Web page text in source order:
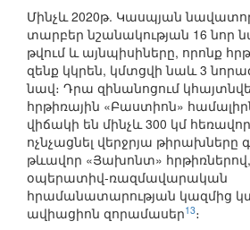
Մինչև 2020թ. Կասպյան
տարբեր նշանակության 16 նոր
թվում և այնպիսիները, որոնք
զենք կկրեն, կմտցվի նաև 3
նավ։ Դրա զինանոցում
հրթիռային «Բաստիոն»
վիճակի են մինչև 300 կմ
ոչնչացնել վերջրյա թիրախները
թևավոր «Յախոնտ»
օպերատիվ-ռազմավարական
հրամանատարության կազմից
ավիացիոն զորամասեր13։